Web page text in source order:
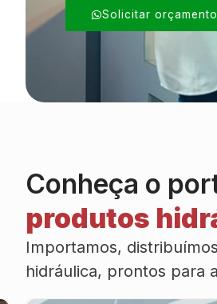
Solicitar orçamento
Conheça o
produtos
Importamos,
hidráulica, prontos para